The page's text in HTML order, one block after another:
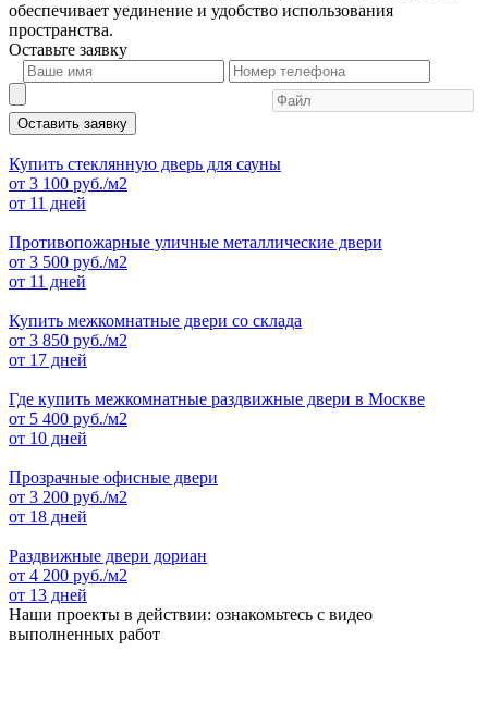
обеспечивает уединение и удобство использования
пространства.
Оставьте заявку
Оставить заявку
Купить стеклянную дверь для сауны
от 3 100 руб./м2
от 11 дней
Противопожарные уличные металлические двери
от 3 500 руб./м2
от 11 дней
Купить межкомнатные двери со склада
от 3 850 руб./м2
от 17 дней
Где купить межкомнатные раздвижные двери в Москве
от 5 400 руб./м2
от 10 дней
Прозрачные офисные двери
от 3 200 руб./м2
от 18 дней
Раздвижные двери дориан
от 4 200 руб./м2
от 13 дней
Наши проекты в действии: ознакомьтесь с видео
выполненных работ